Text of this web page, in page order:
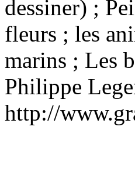
dessiner) ;
fleurs ; les
marins ; Les
Philippe
http://